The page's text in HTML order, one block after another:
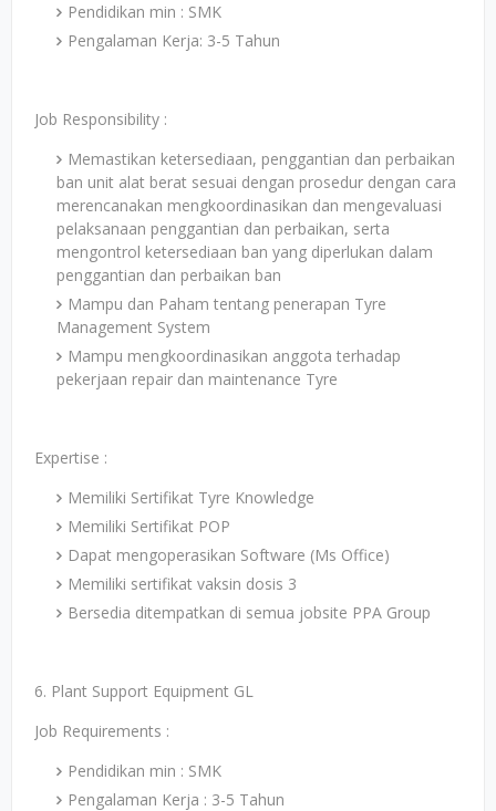
Pendidikan min : SMK
Pengalaman Kerja: 3-5 Tahun
Job Responsibility :
Memastikan ketersediaan, penggantian dan perbaikan
ban unit alat berat sesuai dengan prosedur dengan cara
merencanakan mengkoordinasikan dan mengevaluasi
pelaksanaan penggantian dan perbaikan, serta
mengontrol ketersediaan ban yang diperlukan dalam
penggantian dan perbaikan ban
Mampu dan Paham tentang penerapan Tyre
Management System
Mampu mengkoordinasikan anggota terhadap
pekerjaan repair dan maintenance Tyre
Expertise :
Memiliki Sertifikat Tyre Knowledge
Memiliki Sertifikat POP
Dapat mengoperasikan Software (Ms Office)
Memiliki sertifikat vaksin dosis 3
Bersedia ditempatkan di semua jobsite PPA Group
6. Plant Support Equipment GL
Job Requirements :
Pendidikan min : SMK
Pengalaman Kerja : 3-5 Tahun